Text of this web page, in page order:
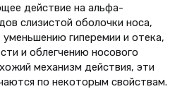
действие на альфа-
слизистой оболочки носа,
гиперемии и отека,
и облегчению носового
механизм действия, эти
по некоторым свойствам.